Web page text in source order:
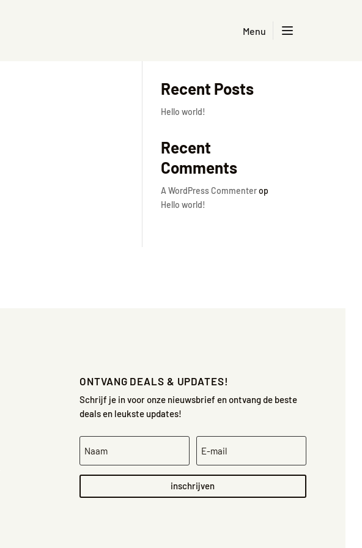
Menu
Recent Posts
Hello world!
Recent
Comments
A WordPress Commenterop
Hello world!
ONTVANG DEALS & UPDATES!
Schrijf je in voor onze nieuwsbrief en ontvang de beste
deals en leukste updates!
inschrijven